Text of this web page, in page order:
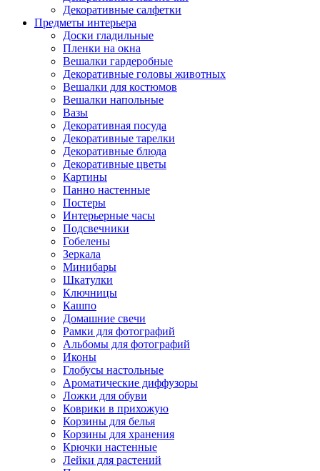
Декоративные салфетки
Предметы интерьера
Доски гладильные
Пленки на окна
Вешалки гардеробные
Декоративные головы животных
Вешалки для костюмов
Вешалки напольные
Вазы
Декоративная посуда
Декоративные тарелки
Декоративные блюда
Декоративные цветы
Картины
Панно настенные
Постеры
Интерьерные часы
Подсвечники
Гобелены
Зеркала
Минибары
Шкатулки
Ключницы
Кашпо
Домашние свечи
Рамки для фотографий
Альбомы для фотографий
Иконы
Глобусы настольные
Ароматические диффузоры
Ложки для обуви
Коврики в прихожую
Корзины для белья
Корзины для хранения
Крючки настенные
Лейки для растений